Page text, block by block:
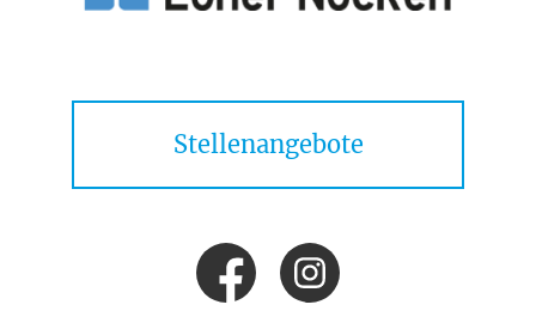
Stellenangebote